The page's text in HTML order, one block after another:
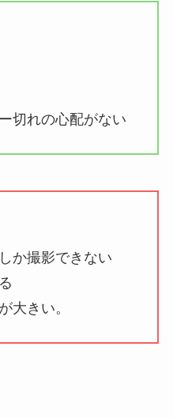
切れの心配がない
か撮影できない
大きい。